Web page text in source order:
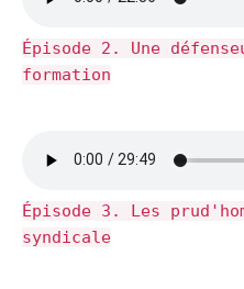
Épisode 2. Une
formation
Épisode 3. Les
syndicale